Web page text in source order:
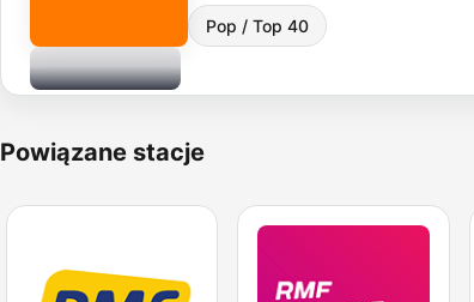
Pop / Top 40
Powiązane stacje